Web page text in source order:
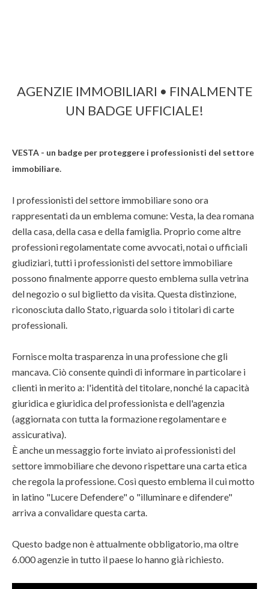
AGENZIE IMMOBILIARI • FINALMENTE
UN BADGE UFFICIALE!
VESTA - un badge per proteggere i professionisti del settore
immobiliare.
I professionisti del settore immobiliare sono ora
rappresentati da un emblema comune: Vesta, la dea romana
della casa, della casa e della famiglia. Proprio come altre
professioni regolamentate come avvocati, notai o ufficiali
giudiziari, tutti i professionisti del settore immobiliare
possono finalmente apporre questo emblema sulla vetrina
del negozio o sul biglietto da visita. Questa distinzione,
riconosciuta dallo Stato, riguarda solo i titolari di carte
professionali.
Fornisce molta trasparenza in una professione che gli
mancava. Ciò consente quindi di informare in particolare i
clienti in merito a: l'identità del titolare, nonché la capacità
giuridica e giuridica del professionista e dell'agenzia
(aggiornata con tutta la formazione regolamentare e
assicurativa).
È anche un messaggio forte inviato ai professionisti del
settore immobiliare che devono rispettare una carta etica
che regola la professione. Così questo emblema il cui motto
in latino "Lucere Defendere" o "illuminare e difendere"
arriva a convalidare questa carta.
Questo badge non è attualmente obbligatorio, ma oltre
6.000 agenzie in tutto il paese lo hanno già richiesto.